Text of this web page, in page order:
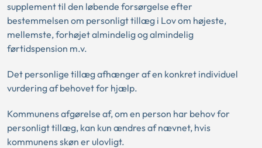
supplement til den løbende forsørgelse efter
bestemmelsen om personligt tillæg i Lov om højeste,
mellemste, forhøjet almindelig og almindelig
førtidspension m.v.
Det personlige tillæg afhænger af en konkret individuel
vurdering af behovet for hjælp.
Kommunens afgørelse af, om en person har behov for
personligt tillæg, kan kun ændres af nævnet, hvis
kommunens skøn er ulovligt.